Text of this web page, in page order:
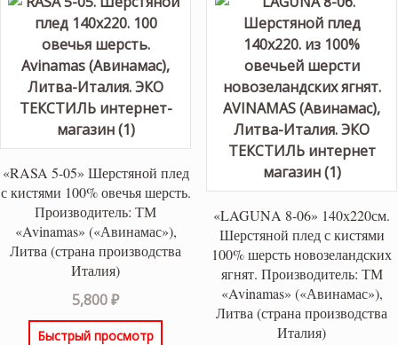
«RASA 5-05» Шерстяной плед
с кистями 100% овечья шерсть.
Производитель: ТМ
«Avinamas» («Авинамас»),
Литва (страна производства
Италия)
5,800₽
Быстрый просмотр
«LAGUNA 8-06» 140х220см.
Шерстяной плед с кистями
100% шерсть новозеландских
ягнят. Производитель: ТМ
«Avinamas» («Авинамас»),
Литва (страна производства
Италия)